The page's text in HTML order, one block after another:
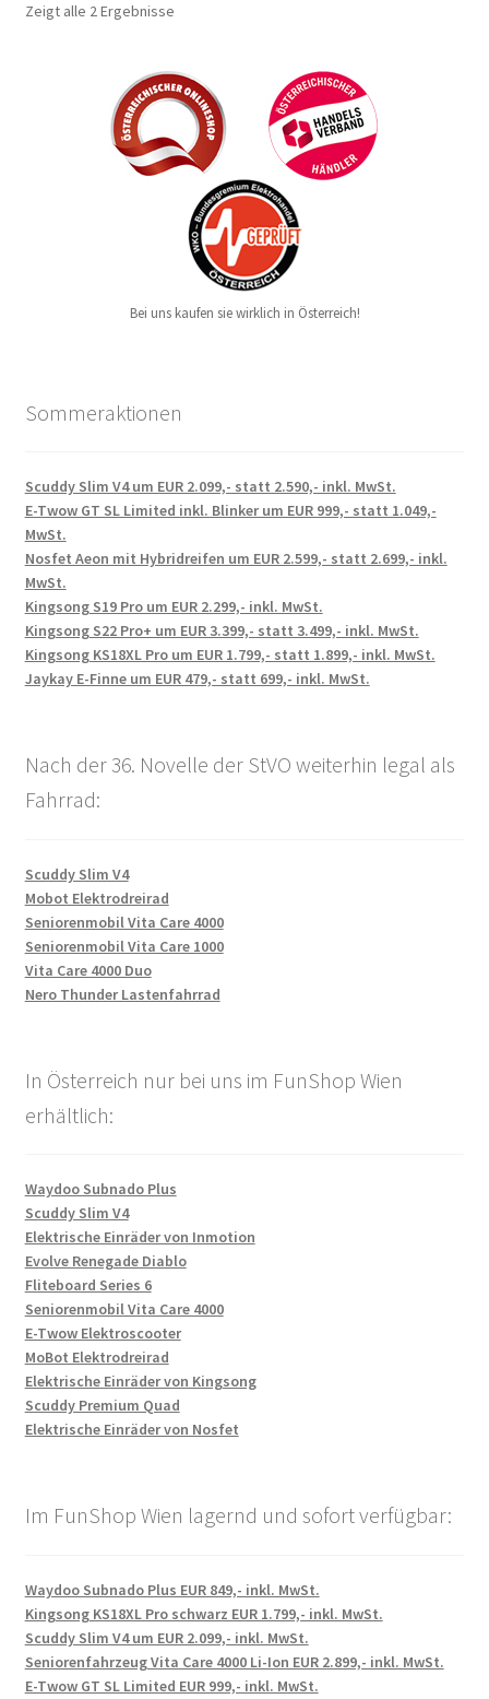
Zeigt alle 2 Ergebnisse
Bei uns kaufen sie wirklich in Österreich!
Sommeraktionen
Scuddy Slim V4 um EUR 2.099,- statt 2.590,- inkl. MwSt.
E-Twow GT SL Limited inkl. Blinker um EUR 999,- statt 1.049,-
MwSt.
Nosfet Aeon mit Hybridreifen um EUR 2.599,- statt 2.699,- inkl.
MwSt.
Kingsong S19 Pro um EUR 2.299,- inkl. MwSt.
Kingsong S22 Pro+ um EUR 3.399,- statt 3.499,- inkl. MwSt.
Kingsong KS18XL Pro um EUR 1.799,- statt 1.899,- inkl. MwSt.
Jaykay E-Finne um EUR 479,- statt 699,- inkl. MwSt.
Nach der 36. Novelle der StVO weiterhin legal als
Fahrrad:
Scuddy Slim V4
Mobot Elektrodreirad
Seniorenmobil Vita Care 4000
Seniorenmobil Vita Care 1000
Vita Care 4000 Duo
Nero Thunder Lastenfahrrad
In Österreich nur bei uns im FunShop Wien
erhältlich:
Waydoo Subnado Plus
Scuddy Slim V4
Elektrische Einräder von Inmotion
Evolve Renegade Diablo
Fliteboard Series 6
Seniorenmobil Vita Care 4000
E-Twow Elektroscooter
MoBot Elektrodreirad
Elektrische Einräder von Kingsong
Scuddy Premium Quad
Elektrische Einräder von Nosfet
Im FunShop Wien lagernd und sofort verfügbar:
Waydoo Subnado Plus EUR 849,- inkl. MwSt.
Kingsong KS18XL Pro schwarz EUR 1.799,- inkl. MwSt.
Scuddy Slim V4 um EUR 2.099,- inkl. MwSt.
Seniorenfahrzeug Vita Care 4000 Li-Ion EUR 2.899,- inkl. MwSt.
E-Twow GT SL Limited EUR 999,- inkl. MwSt.